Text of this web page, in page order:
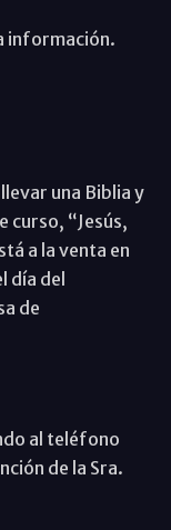
información.
una Biblia y
curso, “Jesús,
a la venta en
día del
de
al teléfono
de la Sra.